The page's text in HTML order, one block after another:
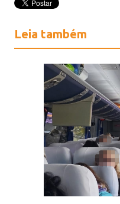
Leia também